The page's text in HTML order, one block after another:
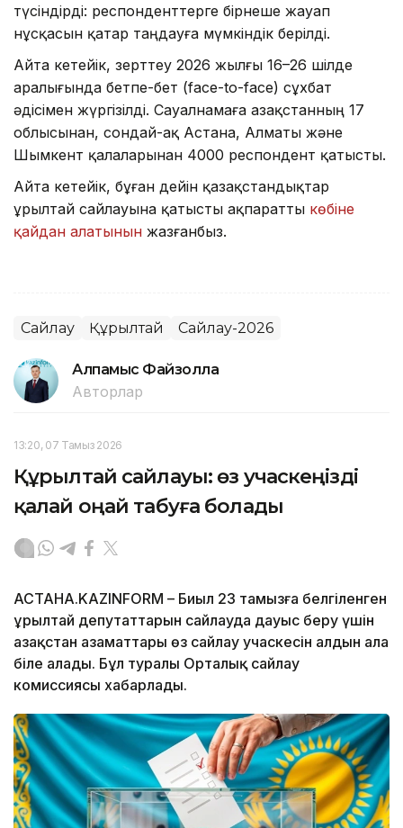
түсіндірді: респонденттерге бірнеше жауап
нұсқасын қатар таңдауға мүмкіндік берілді.
Айта кетейік, зерттеу 2026 жылғы 16–26 шілде
аралығында бетпе-бет (face-to-face) сұхбат
әдісімен жүргізілді. Сауалнамаға Қазақстанның 17
облысынан, сондай-ақ Астана, Алматы және
Шымкент қалаларынан 4000 респондент қатысты.
Айта кетейік, бұған дейін қазақстандықтар
Құрылтай сайлауына қатысты ақпаратты көбіне
қайдан алатынын жазғанбыз.
Сайлау Құрылтай Сайлау-2026
Алпамыс Файзолла
Авторлар
13:20, 07 Тамыз 2026
Құрылтай сайлауы: өз учаскеңізді
қалай оңай табуға болады
АСТАНА.KAZINFORM – Биыл 23 тамызға белгіленген
Құрылтай депутаттарын сайлауда дауыс беру үшін
Қазақстан азаматтары өз сайлау учаскесін алдын ала
біле алады. Бұл туралы Орталық сайлау
комиссиясы хабарлады.